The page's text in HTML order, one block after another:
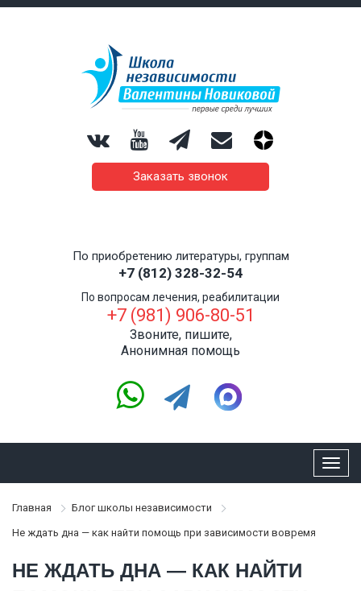
Заказать звонок
По приобретению литературы, группам
+7 (812) 328-32-54
По вопросам лечения, реабилитации
+7 (981) 906-80-51
Звоните, пишите,
Анонимная помощь
Главная Блог школы независимости
Не ждать дна — как найти помощь при зависимости вовремя
НЕ ЖДАТЬ ДНА — КАК НАЙТИ